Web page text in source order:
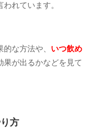
われています。
な方法や、 いつ飲め
果が出るかなどを見て
方